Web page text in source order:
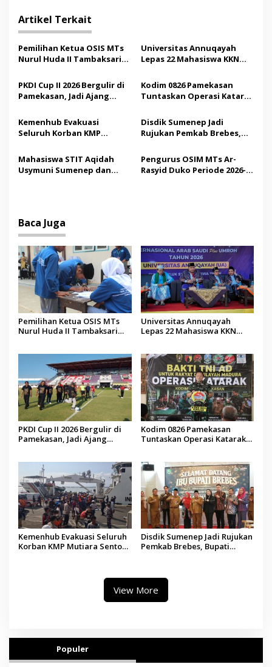
g
a
s
i
p
o
s
Artikel Terkait
Pemilihan Ketua OSIS MTs
Nurul Huda II Tambaksari
Demokrasi bagi Siswa
Universitas Annuqayah
Lepas 22 Mahasiswa KKN
Saudi
PKDI Cup II 2026 Bergulir di
Pamekasan, Jadi Ajang
Madura
Kodim 0826 Pamekasan
Tuntaskan Operasi Katarak
Tindakan Medis
Kemenhub Evakuasi
Seluruh Korban KMP
Operator Diaudit
Disdik Sumenep Jadi
Rujukan Pemkab Brebes,
Pendidikan Berbasis
Budaya
Mahasiswa STIT Aqidah
Usymuni Sumenep dan
Pengurus OSIM MTs Ar-
Rasyid Duko Periode 2026-
Baca Juga
Pemilihan Ketua OSIS MTs
Nurul Huda II Tambaksari
Universitas Annuqayah
Lepas 22 Mahasiswa KKN
PKDI Cup II 2026 Bergulir di
Pamekasan, Jadi Ajang
Kodim 0826 Pamekasan
Tuntaskan Operasi Katarak
Kemenhub Evakuasi Seluruh
Korban KMP Mutiara Sentosa
Disdik Sumenep Jadi Rujukan
Pemkab Brebes, Bupati
View More
Populer